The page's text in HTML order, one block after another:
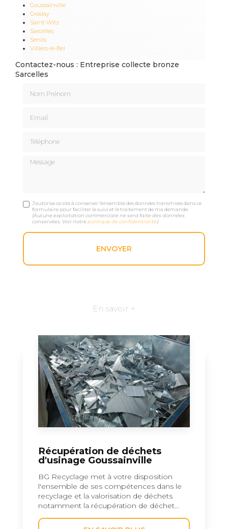
Goussainville
Groslay
Saint-Witz
Sarcelles
Senlis
Villiers-le-Bel
Contactez-nous : Entreprise collecte bronze
Sarcelles
Message
J'autorise ce site à conserver l'ensemble des données transmises dans ce
formulaire pour faciliter le suivi et le traitement de ma demande.
(Aucune exploitation commerciale ne sera faite des données
conservées. Voir notrepolitique de confidentialité)
En savoir +
Récupération de déchets
d'usinage Goussainville
BG Recyclage met à votre disposition
l'ensemble de ses compétences dans le
recyclage et la valorisation de déchets
notamment la récupération de déchet...